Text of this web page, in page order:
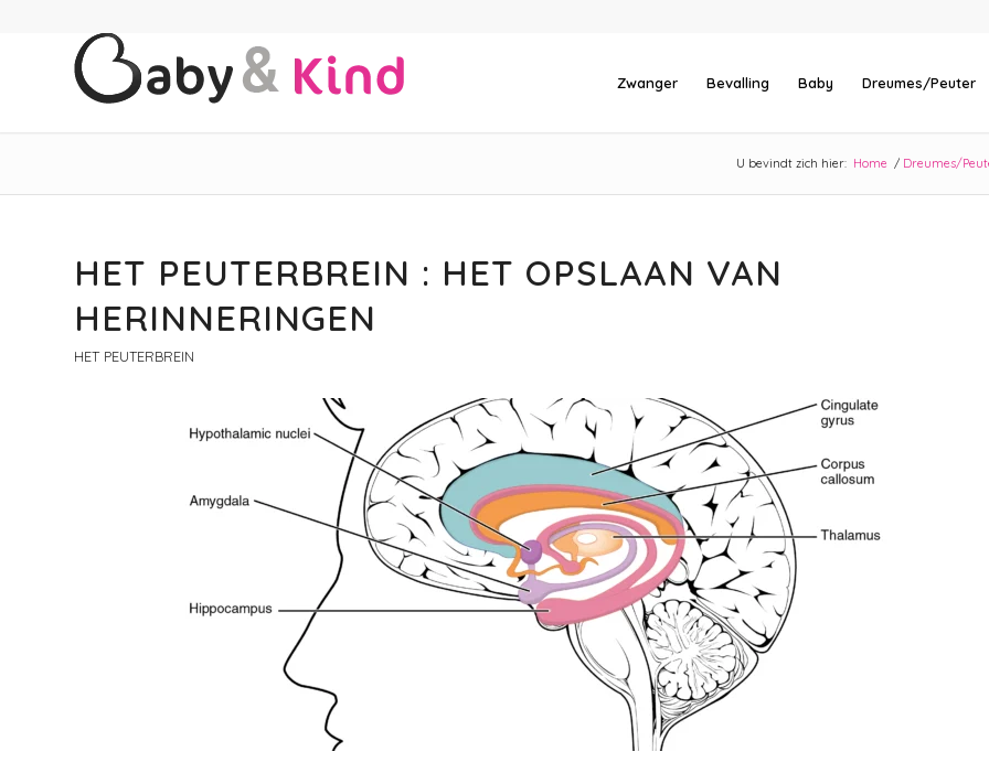
Zwanger Bevalling Baby Dreumes/Peuter
U bevindt zich hier: Home / Dreumes/
HET PEUTERBREIN : HET OPSLAAN VAN
HERINNERINGEN
HET PEUTERBREIN